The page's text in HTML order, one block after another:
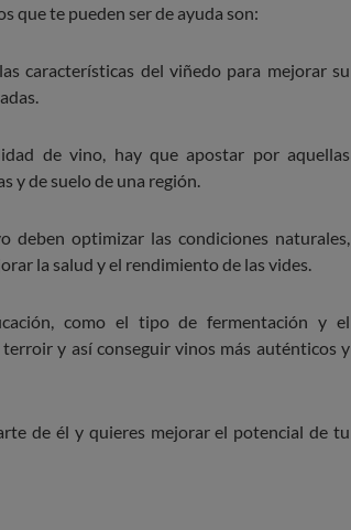
que te pueden ser de ayuda son:
características del viñedo para mejorar su
de vino, hay que apostar por aquellas
y de suelo de una región.
deben optimizar las condiciones naturales,
la salud y el rendimiento de las vides.
como el tipo de fermentación y el
y así conseguir vinos más auténticos y
de él y quieres mejorar el potencial de tu